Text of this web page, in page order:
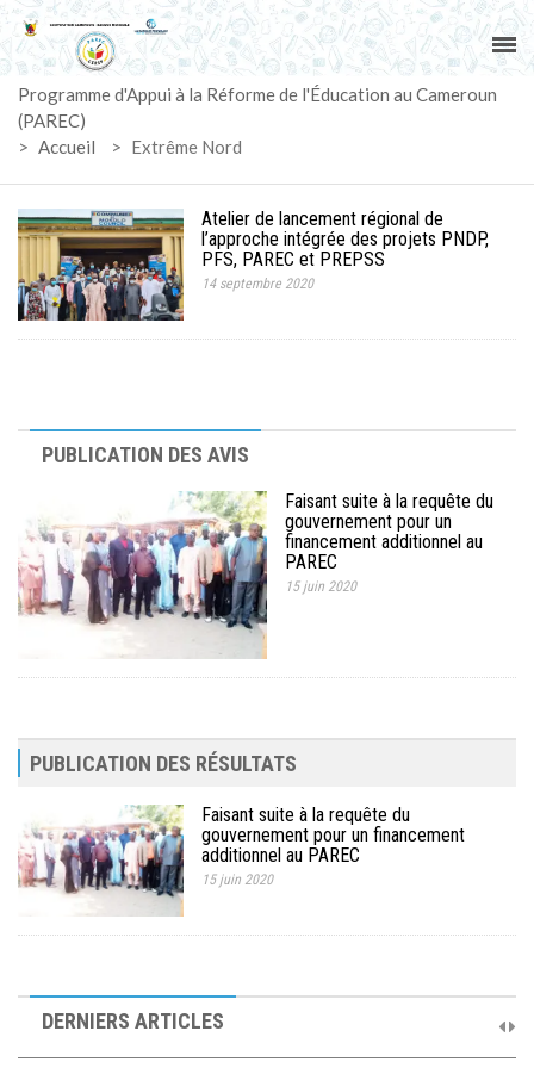
ACCUEIL
PAREC
ACTUALITÉS
LE CG
ACTIVITÉS
MÉDIA
LANGUES
Programme d'Appui à la Réforme de l'Éducation au Cameroun
(PAREC)
> Accueil > Extrême Nord
Atelier de lancement régional de
l’approche intégrée des projets PNDP,
PFS, PAREC et PREPSS
14 septembre 2020
PUBLICATION DES AVIS
Faisant suite à la requête du
gouvernement pour un
financement additionnel au
PAREC
15 juin 2020
PUBLICATION DES RÉSULTATS
Faisant suite à la requête du
gouvernement pour un financement
additionnel au PAREC
15 juin 2020
DERNIERS ARTICLES
19 septembre 2025